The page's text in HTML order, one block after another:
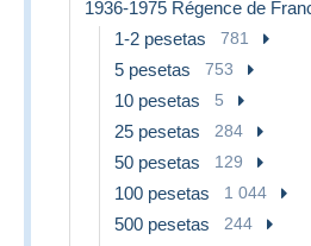
1936-1975 Régence de
1-2 pesetas 781
5 pesetas 753
10 pesetas 5
25 pesetas 284
50 pesetas 129
100 pesetas 1 044
500 pesetas 244